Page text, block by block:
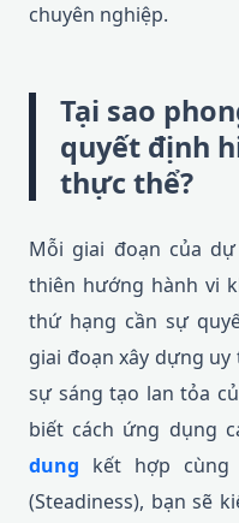
chuyên nghiệp.
Tại sao
quyết định
thực thể?
Mỗi giai đoạn của
thiên hướng hành vi
thứ hạng cần sự
giai đoạn xây dựng
sự sáng tạo lan tỏa
biết cách ứng dụng
dung kết hợp
(Steadiness), bạn sẽ